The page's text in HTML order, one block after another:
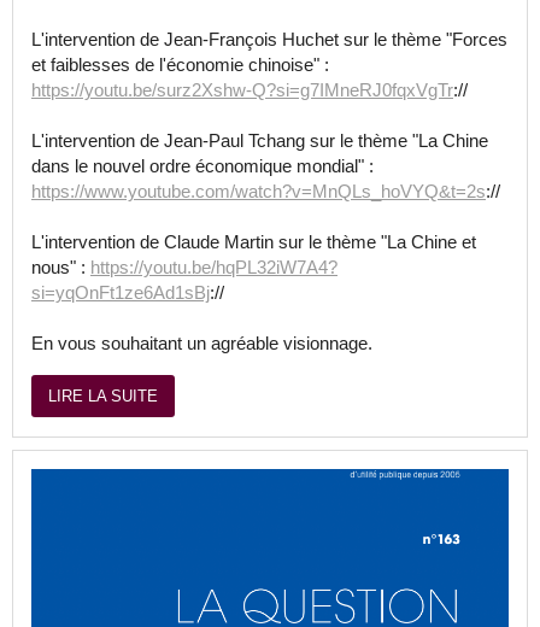
L'intervention de Jean-François Huchet sur le thème "Forces
et faiblesses de l'économie chinoise" :
https://youtu.be/surz2Xshw-Q?si=g7IMneRJ0fqxVgTr://
L'intervention de Jean-Paul Tchang sur le thème "La Chine
dans le nouvel ordre économique mondial" :
https://www.youtube.com/watch?v=MnQLs_hoVYQ&t=2s://
L'intervention de Claude Martin sur le thème "La Chine et
nous" : https://youtu.be/hqPL32iW7A4?
si=yqOnFt1ze6Ad1sBj://
En vous souhaitant un agréable visionnage.
LIRE LA SUITE